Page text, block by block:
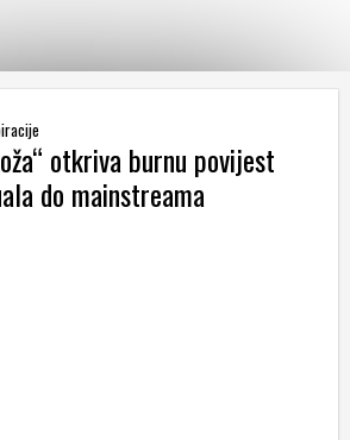
otkriva burnu povijest
do mainstreama